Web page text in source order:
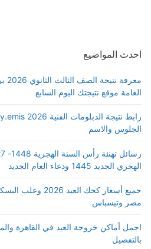
احدث المواضيع
العامة موقع نتيجتك اليوم السابع
الجلوس والاسم
الهجري الجديد 1445 ودعاء العام الجديد
جميع أسعار كحك
مصر وتيسباس
بالتفصيل